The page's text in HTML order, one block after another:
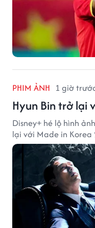
PHIM ẢNH 1 giờ
Hyun Bin trở lại
Disney+ hé lộ hình
lại với Made in Korea